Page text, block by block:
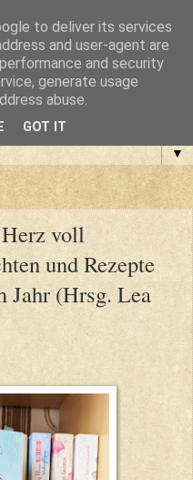
▼
voll
und Rezepte
Jahr (Hrsg. Lea
to deliver its services
and user-agent are
and security
generate usage
abuse.
GOT IT